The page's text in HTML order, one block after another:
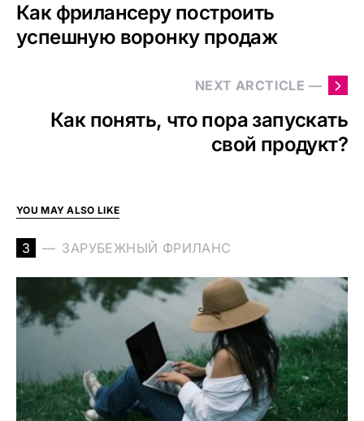
Как фрилансеру построить
успешную воронку продаж
NEXT ARCTICLE —
Как понять, что пора запускать
свой продукт?
YOU MAY ALSO LIKE
З ЗАРУБЕЖНЫЙ ФРИЛАНС